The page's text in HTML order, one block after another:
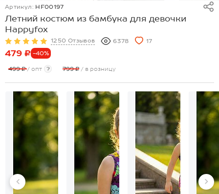
Артикул: HF00197
Летний костюм из бамбука для девочки
Happyfox
1250 Отзывов 6378 17
479 ₽ -40%
499 ₽/ опт ? 799 ₽ / в розницу